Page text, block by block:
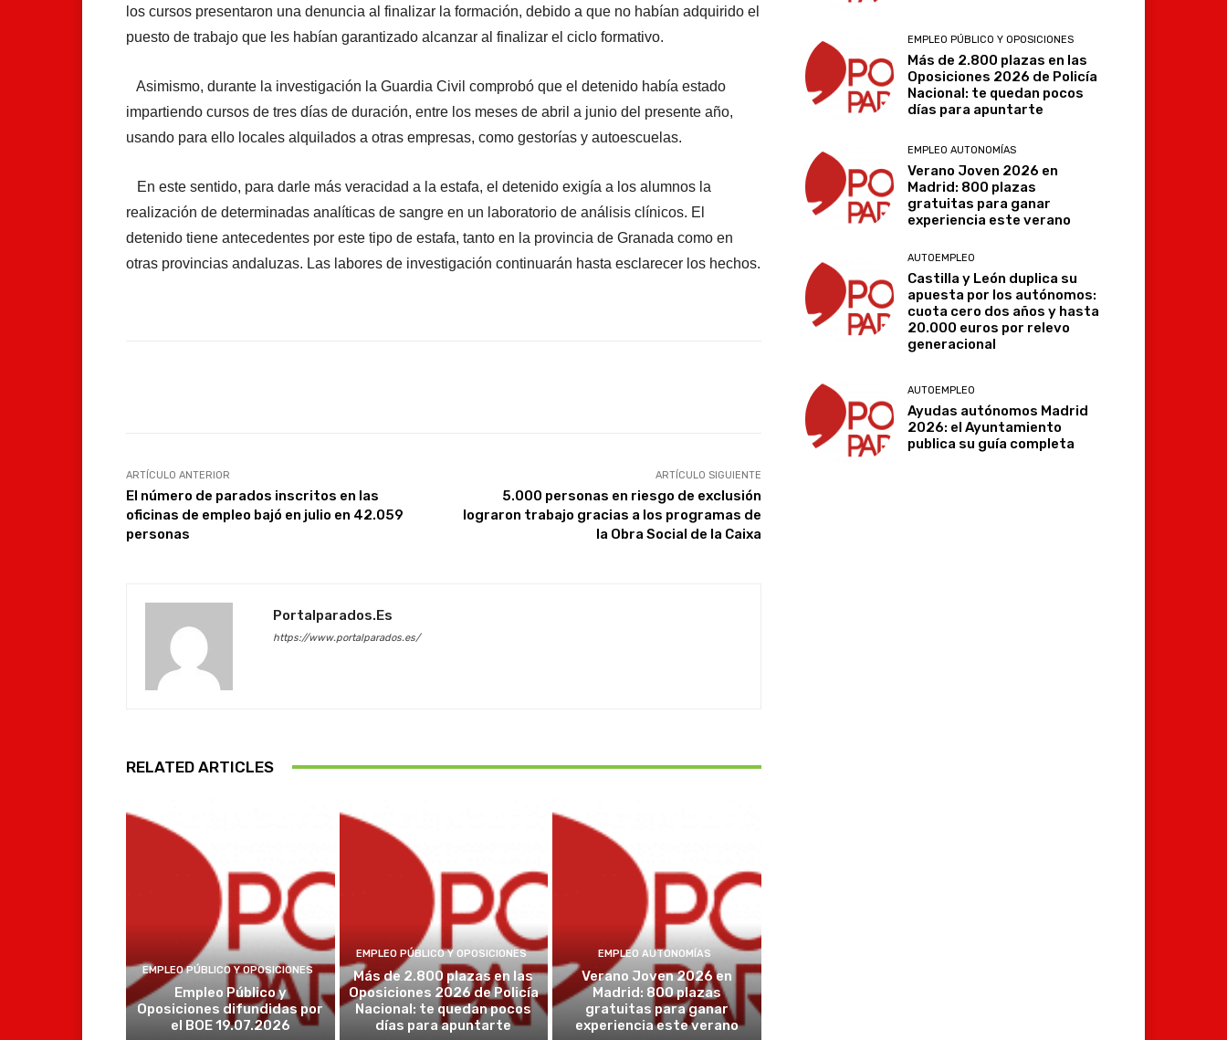
los cursos presentaron una denuncia al finalizar la formación, debido a que no habían adquirido el
puesto de trabajo que les habían garantizado alcanzar al finalizar el ciclo formativo.
Asimismo, durante la investigación la Guardia Civil comprobó que el detenido había estado
impartiendo cursos de tres días de duración, entre los meses de abril a junio del presente año,
usando para ello locales alquilados a otras empresas, como gestorías y autoescuelas.
En este sentido, para darle más veracidad a la estafa, el detenido exigía a los alumnos la
realización de determinadas analíticas de sangre en un laboratorio de análisis clínicos. El
detenido tiene antecedentes por este tipo de estafa, tanto en la provincia de Granada como en
otras provincias andaluzas. Las labores de investigación continuarán hasta esclarecer los hechos.
ARTÍCULO ANTERIOR
El número de parados inscritos en las
oficinas de empleo bajó en julio en 42.059
personas
ARTÍCULO SIGUIENTE
5.000 personas en riesgo de exclusión
lograron trabajo gracias a los programas de
la Obra Social de la Caixa
Portalparados.es
https://www.portalparados.es/
RELATED ARTICLES
EMPLEO PÚBLICO Y OPOSICIONES
Empleo Público y
Oposiciones difundidas por
el BOE 19.07.2026
EMPLEO PÚBLICO Y OPOSICIONES
Más de 2.800 plazas en las
Oposiciones 2026 de Policía
Nacional: te quedan pocos
días para apuntarte
EMPLEO AUTONOMÍAS
Verano Joven 2026 en
Madrid: 800 plazas
gratuitas para ganar
experiencia este verano
EMPLEO PÚBLICO Y OPOSICIONES
Más de 2.800 plazas en las
Oposiciones 2026 de Policía
Nacional: te quedan pocos
días para apuntarte
EMPLEO AUTONOMÍAS
Verano Joven 2026 en
Madrid: 800 plazas
gratuitas para ganar
experiencia este verano
AUTOEMPLEO
Castilla y León duplica su
apuesta por los autónomos:
cuota cero dos años y hasta
20.000 euros por relevo
generacional
AUTOEMPLEO
Ayudas autónomos Madrid
2026: el Ayuntamiento
publica su guía completa